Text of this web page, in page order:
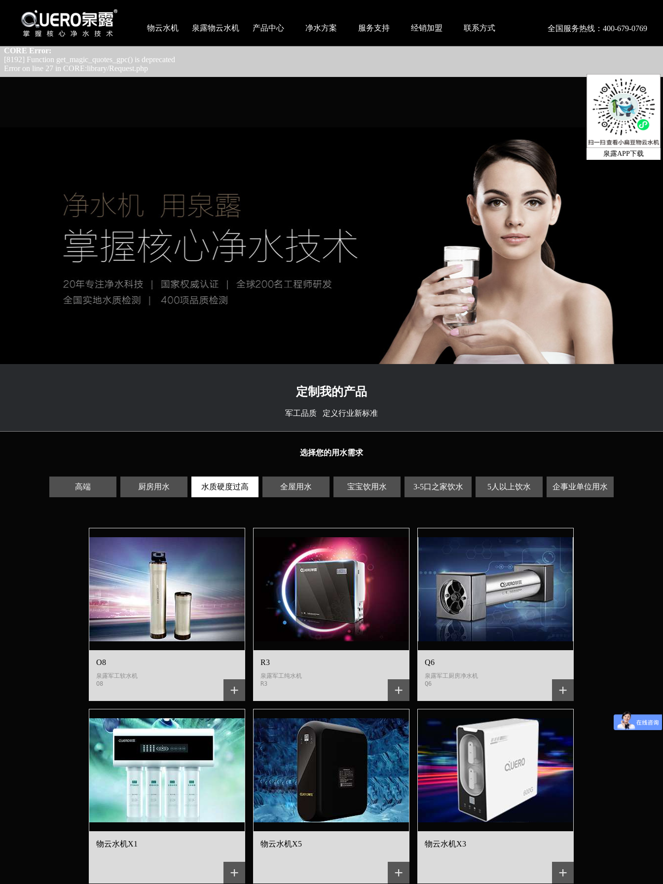
CORE Error:
[8192] Array and string offset access syntax with curly braces is deprecated
Error on line 181 in CORE:library/Utils.php
CORE Error:
[8192] Function get_magic_quotes_gpc() is deprecated
Error on line 27 in CORE:library/Request.php
物云水机 泉露物云水机 产品中心 净水方案 服务支持 经销加盟 联系方式 全国服务热线： 400-679-0769
定制我的产品
军工品质 定义行业新标准
选择您的用水需求
高端 厨房用水 水质硬度过高 全屋用水 宝宝饮用水 3-5口之家饮水 5人以上饮水 企事业单位用水
O8
泉露军工软水机
O8
+
R3
泉露军工纯水机
R3
+
Q6
泉露军工厨房净水机
Q6
+
物云水机X1
+
物云水机X5
+
物云水机X3
+
泉露APP下载